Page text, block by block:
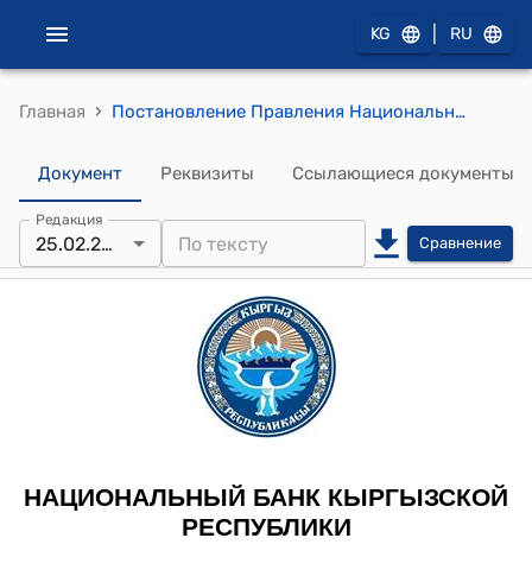
KG RU
Главная › Постановление Правления Национального банка КР от 25 февраля 2014 года № 5/2 "О внесении изменения в постановление Правления Национального банка Кыргызской Республики «Об учетной ставке Национального банка Кыргызской Республики и о процентной ставке по кредиту «овернайт» от 30 сентября 2008 года №36/20"
Документ Реквизиты Ссылающиеся документы
Редакция
25.02.2014 Сравнение